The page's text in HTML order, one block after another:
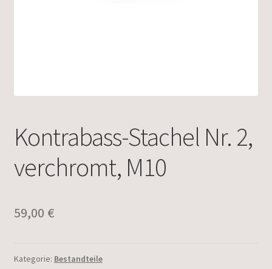
Kontrabass-Stachel Nr. 2,
verchromt, M10
59,00 €
Kategorie: Bestandteile